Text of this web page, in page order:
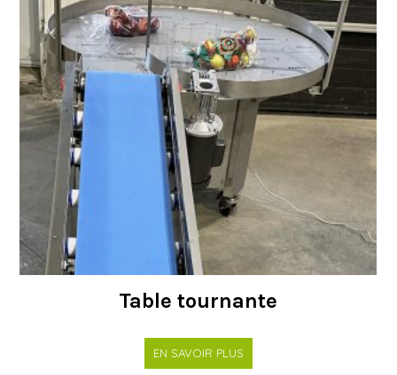
Table tournante
EN SAVOIR PLUS